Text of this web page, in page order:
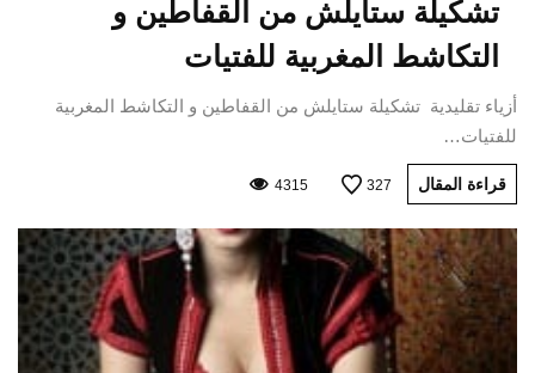
تشكيلة ستايلش من القفاطين و
التكاشط المغربية للفتيات
أزياء تقليدية تشكيلة ستايلش من القفاطين و التكاشط المغربية
للفتيات…
قراءة المقال 327
4315